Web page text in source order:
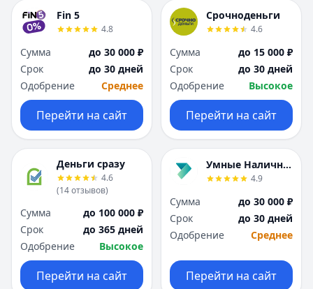
Fin 5
4.8
Сумма
до 30 000 ₽
Срок
до 30 дней
Одобрение
Среднее
Перейти на сайт
Срочноденьги
4.6
Сумма
до 15 000 ₽
Срок
до 30 дней
Одобрение
Высокое
Перейти на сайт
Деньги сразу
4.6
(14отзывов)
Сумма
до 100 000 ₽
Срок
до 365 дней
Одобрение
Высокое
Перейти на сайт
Умные Наличные
4.9
Сумма
до 30 000 ₽
Срок
до 30 дней
Одобрение
Среднее
Перейти на сайт